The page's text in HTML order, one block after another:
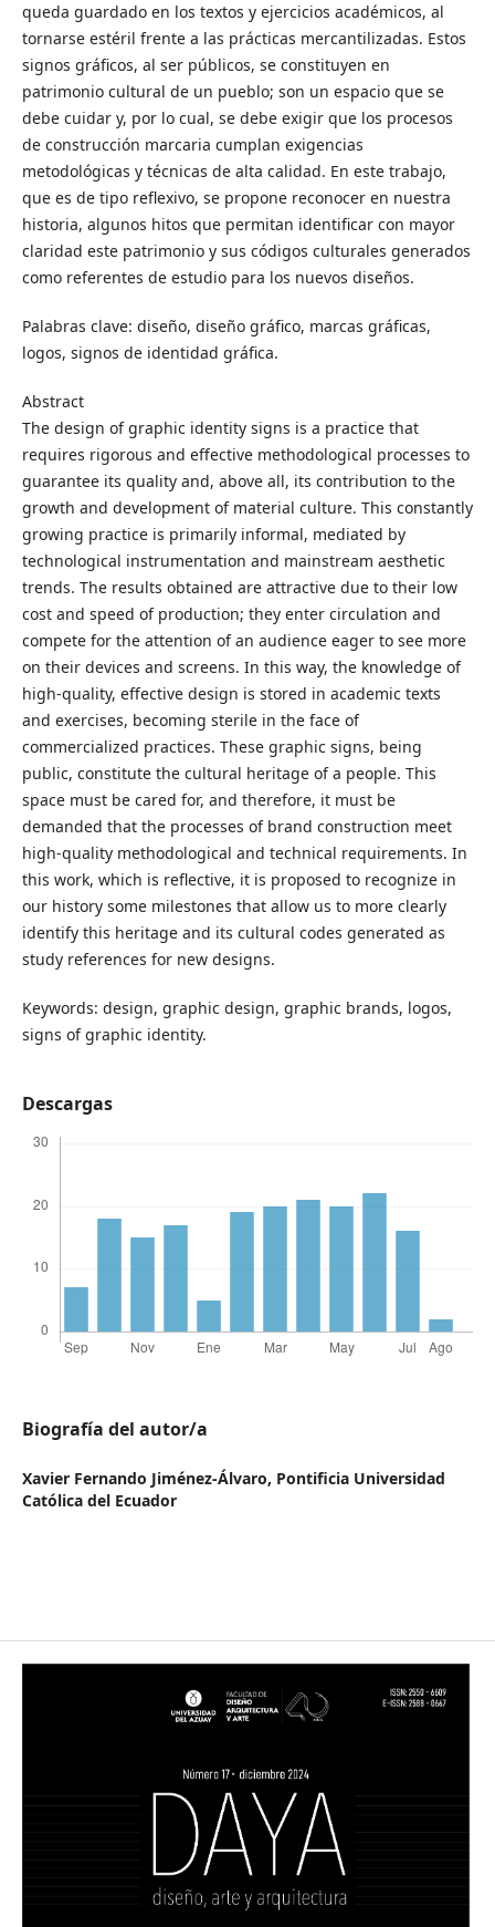
queda guardado en los textos y ejercicios académicos, al
tornarse estéril frente a las prácticas mercantilizadas. Estos
signos gráficos, al ser públicos, se constituyen en
patrimonio cultural de un pueblo; son un espacio que se
debe cuidar y, por lo cual, se debe exigir que los procesos
de construcción marcaria cumplan exigencias
metodológicas y técnicas de alta calidad. En este trabajo,
que es de tipo reflexivo, se propone reconocer en nuestra
historia, algunos hitos que permitan identificar con mayor
claridad este patrimonio y sus códigos culturales generados
como referentes de estudio para los nuevos diseños.
Palabras clave: diseño, diseño gráfico, marcas gráficas,
logos, signos de identidad gráfica.
Abstract
The design of graphic identity signs is a practice that
requires rigorous and effective methodological processes to
guarantee its quality and, above all, its contribution to the
growth and development of material culture. This constantly
growing practice is primarily informal, mediated by
technological instrumentation and mainstream aesthetic
trends. The results obtained are attractive due to their low
cost and speed of production; they enter circulation and
compete for the attention of an audience eager to see more
on their devices and screens. In this way, the knowledge of
high-quality, effective design is stored in academic texts
and exercises, becoming sterile in the face of
commercialized practices. These graphic signs, being
public, constitute the cultural heritage of a people. This
space must be cared for, and therefore, it must be
demanded that the processes of brand construction meet
high-quality methodological and technical requirements. In
this work, which is reflective, it is proposed to recognize in
our history some milestones that allow us to more clearly
identify this heritage and its cultural codes generated as
study references for new designs.
Keywords: design, graphic design, graphic brands, logos,
signs of graphic identity.
Descargas
Biografía del autor/a
Xavier Fernando Jiménez-Álvaro, Pontificia Universidad
Católica del Ecuador